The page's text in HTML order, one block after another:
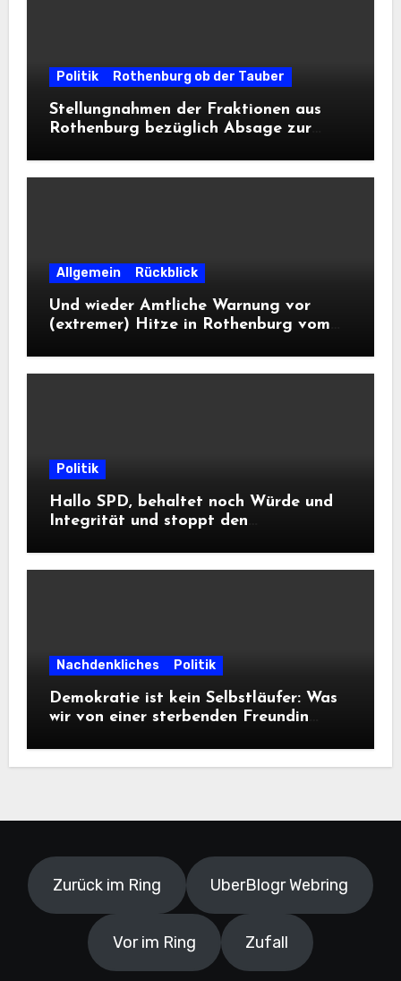
Politik Rothenburg ob der Tauber
Stellungnahmen der Fraktionen aus
Rothenburg bezüglich Absage zur
Allgemein Rückblick
Und wieder Amtliche Warnung vor
(extremer) Hitze in Rothenburg vom
Politik
Hallo SPD, behaltet noch Würde und
Integrität und stoppt den
Informationsfreiheit!
Nachdenkliches Politik
Demokratie ist kein Selbstläufer: Was
wir von einer sterbenden Freundin
Zurück im Ring UberBlogr Webring
Vor im Ring Zufall